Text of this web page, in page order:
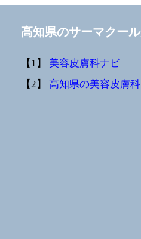
高知県のサーマクー
【1】 美容皮膚科ナビ
【2】 高知県の美容皮膚